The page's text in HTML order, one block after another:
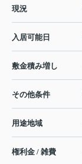
現況
入居可能日
敷金積み増し
その他条件
用途地域
権利金 / 雑費